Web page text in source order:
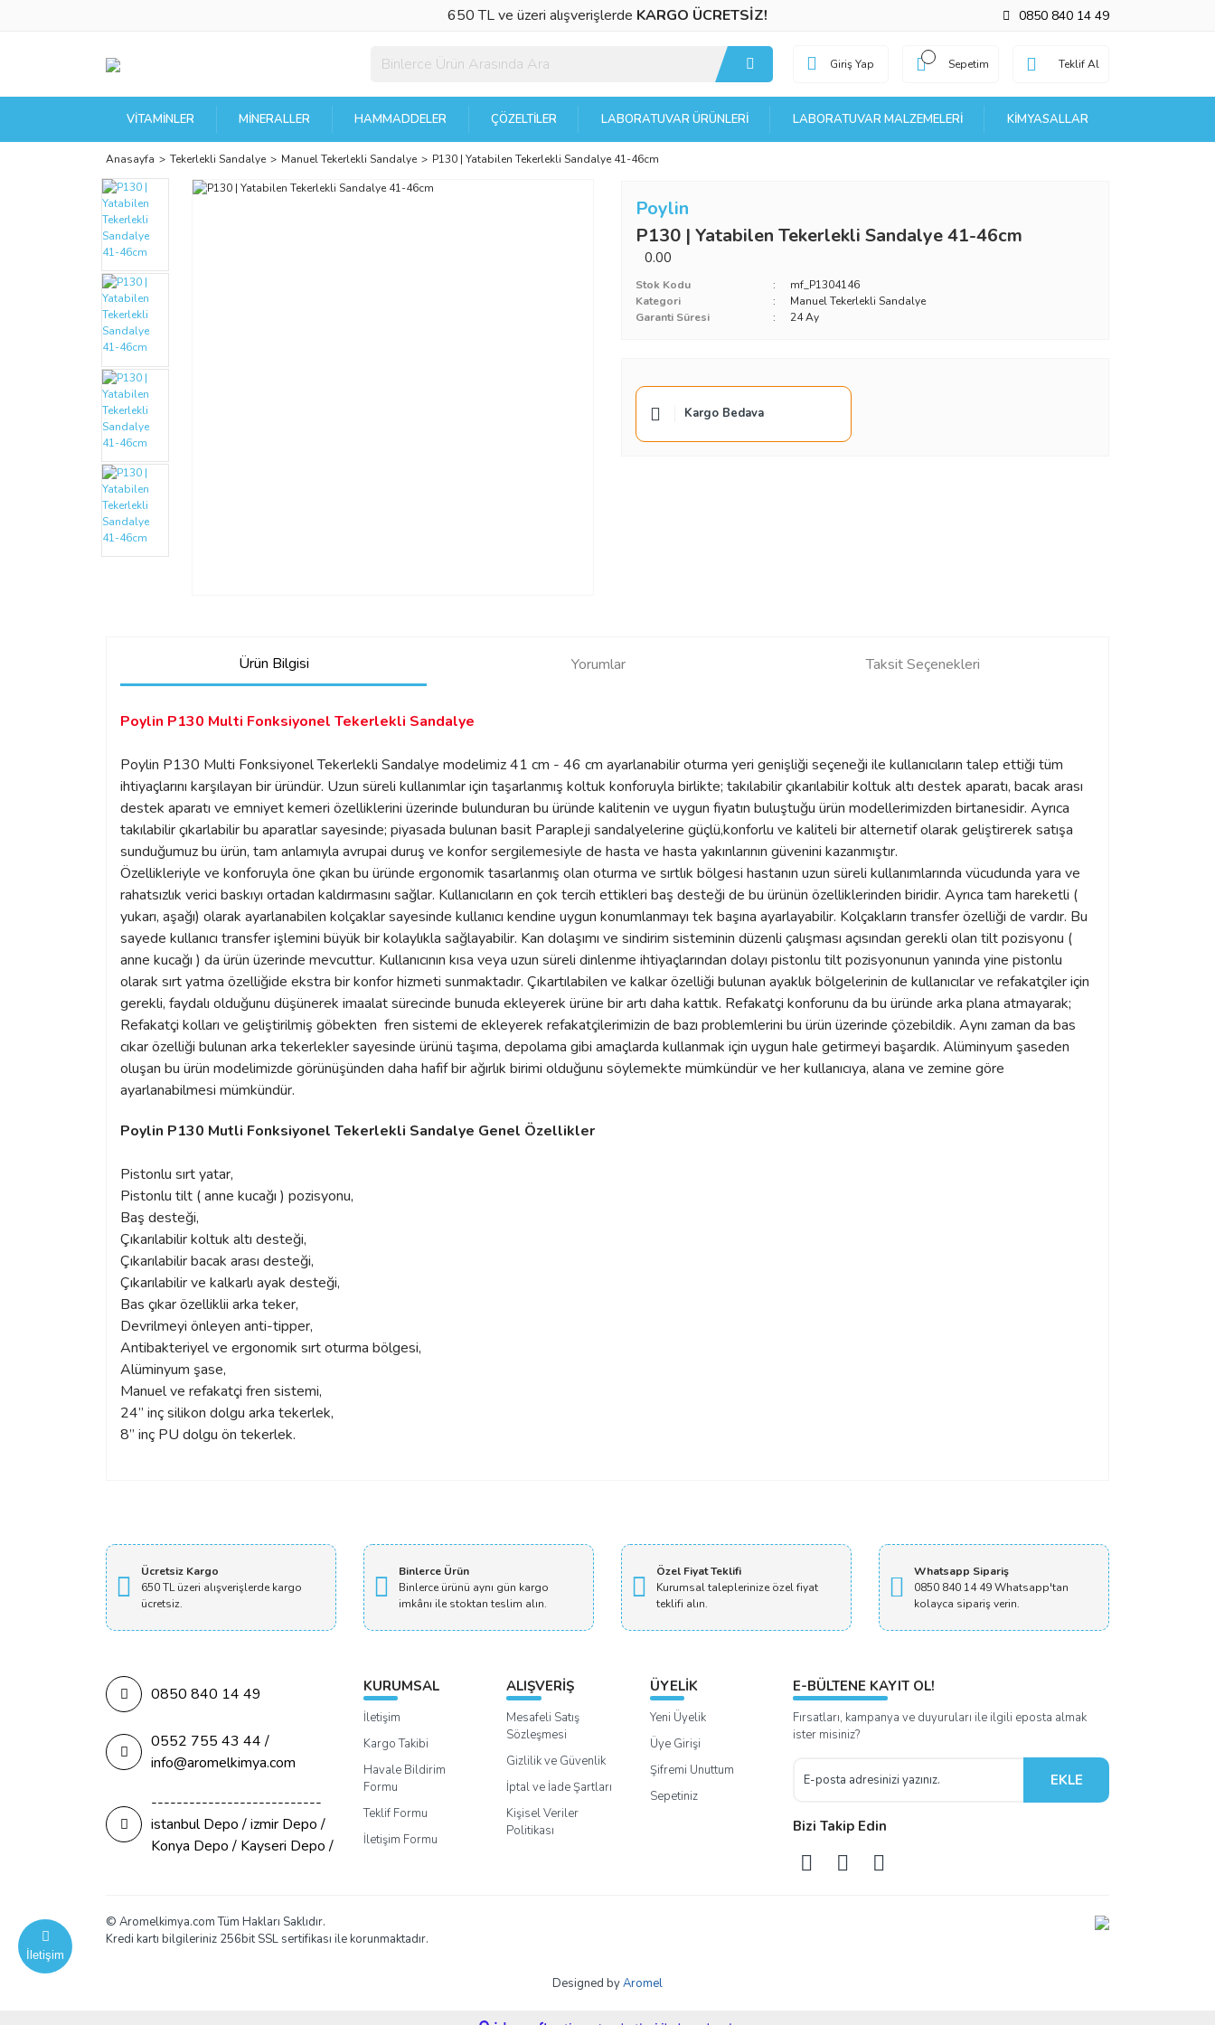
650 TL ve üzeri alışverişlerde KARGO ÜCRETSİZ! 0850 840 14 49
Giriş Yap Sepetim Teklif Al
VITAMINLER MINERALLER HAMMADDELER ÇÖZELTILER LABORATUVAR ÜRÜNLERI LABORATUVAR MALZEMELERI KIMYASALLAR
Anasayfa Tekerlekli Sandalye Manuel Tekerlekli Sandalye P130 | Yatabilen Tekerlekli Sandalye 41-46cm
Poylin
P130 | Yatabilen Tekerlekli Sandalye 41-46cm
0.00
Stok Kodu
mf_P1304146
Kategori
Manuel Tekerlekli Sandalye
Garanti Süresi
24 Ay
Kargo Bedava
Ürün Bilgisi Yorumlar Taksit Seçenekleri
Poylin P130 Multi Fonksiyonel Tekerlekli Sandalye
Poylin P130 Multi Fonksiyonel Tekerlekli Sandalye modelimiz 41 cm - 46 cm ayarlanabilir oturma yeri genişliği seçeneği ile kullanıcıların talep ettiği tüm
ihtiyaçlarını karşılayan bir üründür. Uzun süreli kullanımlar için taşarlanmış koltuk konforuyla birlikte; takılabilir çıkarılabilir koltuk altı destek aparatı, bacak arası
destek aparatı ve emniyet kemeri özelliklerini üzerinde bulunduran bu üründe kalitenin ve uygun fiyatın buluştuğu ürün modellerimizden birtanesidir. Ayrıca
takılabilir çıkarlabilir bu aparatlar sayesinde; piyasada bulunan basit Parapleji sandalyelerine güçlü,konforlu ve kaliteli bir alternetif olarak geliştirerek satışa
sunduğumuz bu ürün, tam anlamıyla avrupai duruş ve konfor sergilemesiyle de hasta ve hasta yakınlarının güvenini kazanmıştır.
Özellikleriyle ve konforuyla öne çıkan bu üründe ergonomik tasarlanmış olan oturma ve sırtlık bölgesi hastanın uzun süreli kullanımlarında vücudunda yara ve
rahatsızlık verici baskıyı ortadan kaldırmasını sağlar. Kullanıcıların en çok tercih ettikleri baş desteği de bu ürünün özelliklerinden biridir. Ayrıca tam hareketli (
yukarı, aşağı) olarak ayarlanabilen kolçaklar sayesinde kullanıcı kendine uygun konumlanmayı tek başına ayarlayabilir. Kolçakların transfer özelliği de vardır. Bu
sayede kullanıcı transfer işlemini büyük bir kolaylıkla sağlayabilir. Kan dolaşımı ve sindirim sisteminin düzenli çalışması açısından gerekli olan tilt pozisyonu (
anne kucağı ) da ürün üzerinde mevcuttur. Kullanıcının kısa veya uzun süreli dinlenme ihtiyaçlarından dolayı pistonlu tilt pozisyonunun yanında yine pistonlu
olarak sırt yatma özelliğide ekstra bir konfor hizmeti sunmaktadır. Çıkartılabilen ve kalkar özelliği bulunan ayaklık bölgelerinin de kullanıcılar ve refakatçiler için
gerekli, faydalı olduğunu düşünerek imaalat sürecinde bunuda ekleyerek ürüne bir artı daha kattık. Refakatçi konforunu da bu üründe arka plana atmayarak;
Refakatçi kolları ve geliştirilmiş göbekten fren sistemi de ekleyerek refakatçilerimizin de bazı problemlerini bu ürün üzerinde çözebildik. Aynı zaman da bas
cıkar özelliği bulunan arka tekerlekler sayesinde ürünü taşıma, depolama gibi amaçlarda kullanmak için uygun hale getirmeyi başardık. Alüminyum şaseden
oluşan bu ürün modelimizde görünüşünden daha hafif bir ağırlık birimi olduğunu söylemekte mümkündür ve her kullanıcıya, alana ve zemine göre
ayarlanabilmesi mümkündür.
Poylin P130 Mutli Fonksiyonel Tekerlekli Sandalye Genel Özellikler
Pistonlu sırt yatar,
Pistonlu tilt ( anne kucağı ) pozisyonu,
Baş desteği,
Çıkarılabilir koltuk altı desteği,
Çıkarılabilir bacak arası desteği,
Çıkarılabilir ve kalkarlı ayak desteği,
Bas çıkar özelliklii arka teker,
Devrilmeyi önleyen anti-tipper,
Antibakteriyel ve ergonomik sırt oturma bölgesi,
Alüminyum şase,
Manuel ve refakatçi fren sistemi,
24” inç silikon dolgu arka tekerlek,
8” inç PU dolgu ön tekerlek.
İletişim
Ücretsiz Kargo
650 TL üzeri alışverişlerde kargo
ücretsiz.
Binlerce Ürün
Binlerce ürünü aynı gün kargo
imkânı ile stoktan teslim alın.
Özel Fiyat Teklifi
Kurumsal taleplerinize özel fiyat
teklifi alın.
Whatsapp Sipariş
0850 840 14 49 Whatsapp'tan
kolayca sipariş verin.
0850 840 14 49
0552 755 43 44 /
info@aromelkimya.com
---------------------------
istanbul Depo / izmir Depo /
Konya Depo / Kayseri Depo /
KURUMSAL
İletişim
Kargo Takibi
Havale Bildirim
Formu
Teklif Formu
İletişim Formu
ALIŞVERİŞ
Mesafeli Satış
Sözleşmesi
Gizlilik ve Güvenlik
İptal ve İade Şartları
Kişisel Veriler
Politikası
ÜYELİK
Yeni Üyelik
Üye Girişi
Şifremi Unuttum
Sepetiniz
E-BÜLTENE KAYIT OL!
Fırsatları, kampanya ve duyuruları ile ilgili eposta almak
ister misiniz?
EKLE
Bizi Takip Edin
© Aromelkimya.com Tüm Hakları Saklıdır.
Kredi kartı bilgileriniz 256bit SSL sertifikası ile korunmaktadır.
Designed byAromel